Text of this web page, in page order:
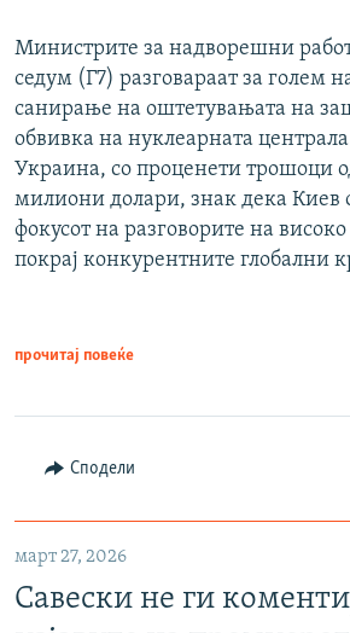
Министрите за надворешни
седум (Г7) разговараат за голем
санирање на оштетувањата на
обвивка на нуклеарната
Украина, со проценети трошоци
милиони долари, знак дека Киев
фокусот на разговорите на
покрај конкурентните глобални
прочитај повеќе
Сподели
март 27, 2026
Савески не ги